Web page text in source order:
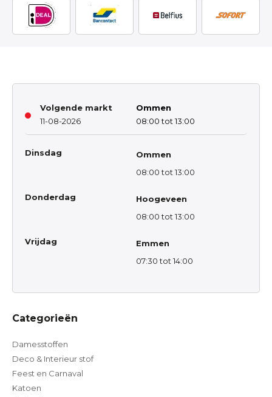
Volgende markt
11-08-2026
Ommen
08:00 tot 13:00
Dinsdag
Ommen
08:00 tot 13:00
Donderdag
Hoogeveen
08:00 tot 13:00
Vrijdag
Emmen
07:30 tot 14:00
Categorieën
Damesstoffen
Deco & Interieur stof
Feest en Carnaval
Katoen